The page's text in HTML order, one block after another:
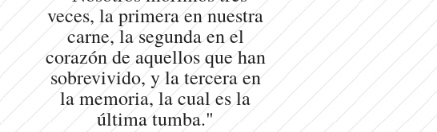
veces, la primera en nuestra
carne, la segunda en el
corazón de aquellos que han
sobrevivido, y la tercera en
la memoria, la cual es la
última tumba."